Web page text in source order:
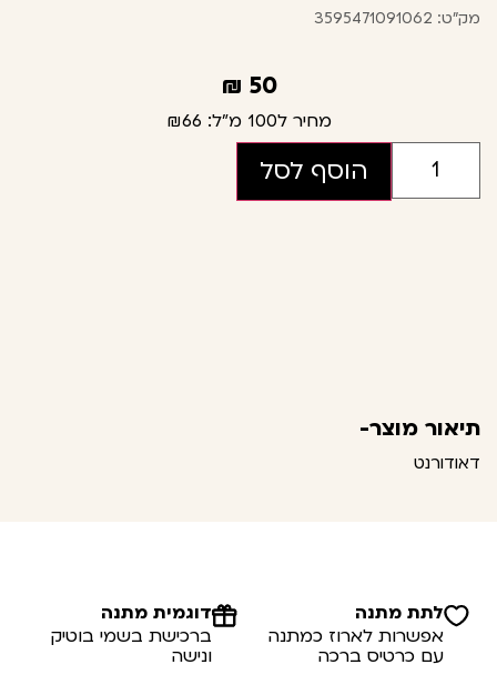
מק"ט: 3595471091062
50
₪
מחיר ל100 מ"ל: ₪66
הוסף לסל
תיאור מוצר-
דאודורנט
לתת מתנה
אפשרות לארוז כמתנה
עם כרטיס ברכה
דוגמית מתנה
ברכישת בשמי בוטיק
ונישה